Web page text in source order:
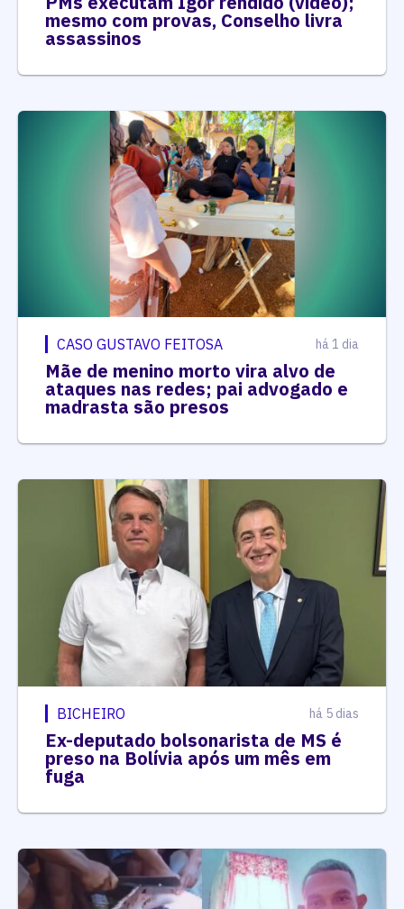
mesmo com provas, Conselho livra
assassinos
CASO GUSTAVO FEITOSA há 1 dia
Mãe de menino morto vira alvo de
ataques nas redes; pai advogado e
madrasta são presos
BICHEIRO há 5 dias
Ex-deputado bolsonarista de MS é
preso na Bolívia após um mês em
fuga